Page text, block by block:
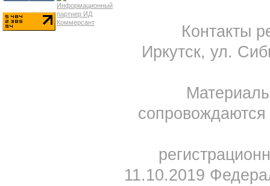
Контакты
Иркутск, ул.
11.10.2019